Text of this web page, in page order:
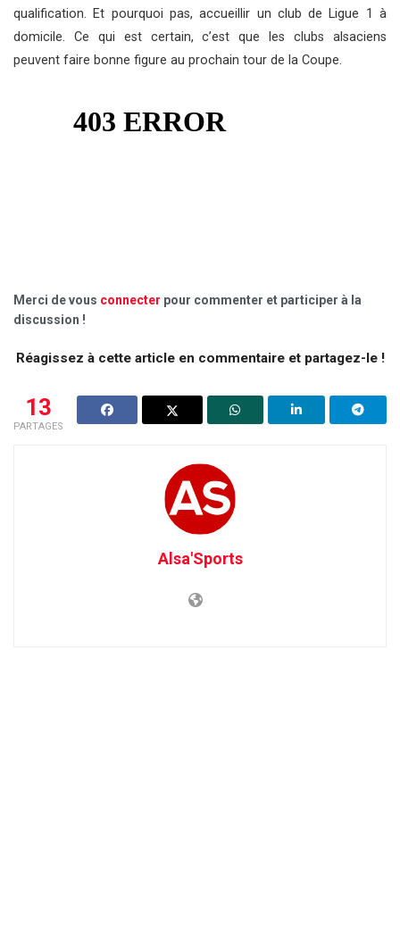
qualification. Et pourquoi pas, accueillir un club de Ligue 1 à
domicile. Ce qui est certain, c’est que les clubs alsaciens
peuvent faire bonne figure au prochain tour de la Coupe.
Merci de vous connecter pour commenter et participer à la
discussion !
Réagissez à cette article en commentaire et partagez-le !
13
PARTAGES
Alsa'Sports